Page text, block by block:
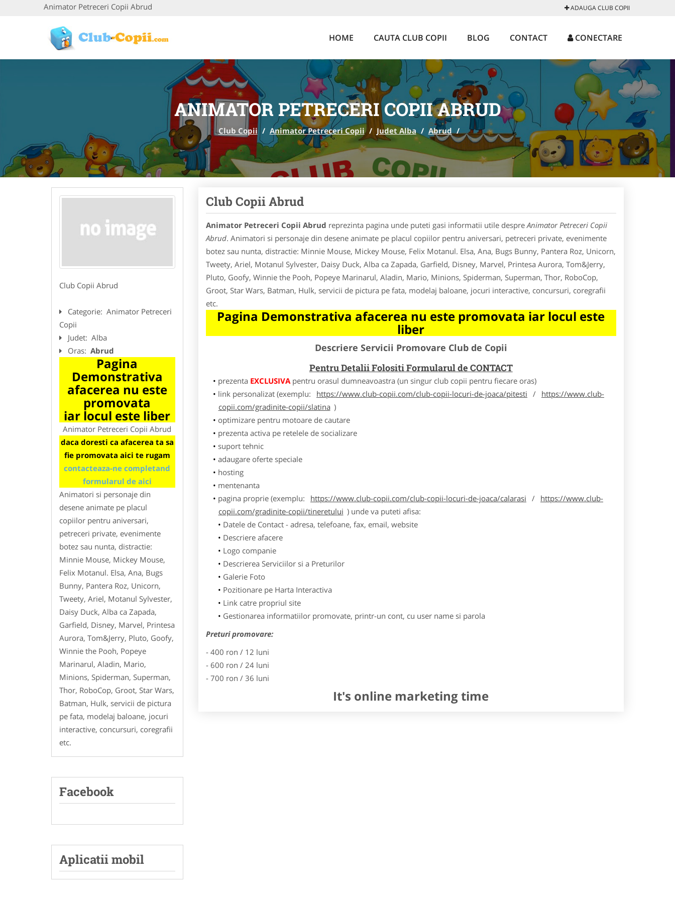
Animator Petreceri Copii Abrud ADAUGA CLUB COPII
HOME CAUTA CLUB COPII BLOG CONTACT CONECTARE
ANIMATOR PETRECERI COPII ABRUD
Club Copii / Animator Petreceri Copii / Judet Alba / Abrud /
Club Copii Abrud
Categorie: Animator Petreceri
Copii
Judet: Alba
Oras: Abrud
Pagina
Demonstrativa
afacerea nu este
promovata
iar locul este liber
Animator Petreceri Copii Abrud
daca doresti ca afacerea ta sa
fie promovata aici te rugam
contacteaza-ne completand
formularul de aici
Animatori si personaje din
desene animate pe placul
copiilor pentru aniversari,
petreceri private, evenimente
botez sau nunta, distractie:
Minnie Mouse, Mickey Mouse,
Felix Motanul. Elsa, Ana, Bugs
Bunny, Pantera Roz, Unicorn,
Tweety, Ariel, Motanul Sylvester,
Daisy Duck, Alba ca Zapada,
Garfield, Disney, Marvel, Printesa
Aurora, Tom&Jerry, Pluto, Goofy,
Winnie the Pooh, Popeye
Marinarul, Aladin, Mario,
Minions, Spiderman, Superman,
Thor, RoboCop, Groot, Star Wars,
Batman, Hulk, servicii de pictura
pe fata, modelaj baloane, jocuri
interactive, concursuri, coregrafii
etc.
Facebook
Aplicatii mobil
Club Copii Abrud
Animator Petreceri Copii Abrud reprezinta pagina unde puteti gasi informatii utile despreAnimator Petreceri Copii
Abrud. Animatori si personaje din desene animate pe placul copiilor pentru aniversari, petreceri private, evenimente
botez sau nunta, distractie: Minnie Mouse, Mickey Mouse, Felix Motanul. Elsa, Ana, Bugs Bunny, Pantera Roz, Unicorn,
Tweety, Ariel, Motanul Sylvester, Daisy Duck, Alba ca Zapada, Garfield, Disney, Marvel, Printesa Aurora, Tom&Jerry,
Pluto, Goofy, Winnie the Pooh, Popeye Marinarul, Aladin, Mario, Minions, Spiderman, Superman, Thor, RoboCop,
Groot, Star Wars, Batman, Hulk, servicii de pictura pe fata, modelaj baloane, jocuri interactive, concursuri, coregrafii
etc.
Pagina Demonstrativa afacerea nu este promovata iar locul este
liber
Descriere Servicii Promovare Club de Copii
Pentru Detalii Folositi Formularul de CONTACT
prezenta EXCLUSIVApentru orasul dumneavoastra (un singur club copii pentru fiecare oras)
link personalizat (exemplu:
https://www.club-copii.com/club-copii-locuri-de-joaca/pitesti / https://www.club-
copii.com/gradinite-copii/slatina )
optimizare pentru motoare de cautare
prezenta activa pe retelele de socializare
suport tehnic
adaugare oferte speciale
hosting
mentenanta
pagina proprie (exemplu:
https://www.club-copii.com/club-copii-locuri-de-joaca/calarasi / https://www.club-
copii.com/gradinite-copii/tineretului ) unde va puteti afisa:
Datele de Contact - adresa, telefoane, fax, email, website
Descriere afacere
Logo companie
Descrierea Serviciilor si a Preturilor
Galerie Foto
Pozitionare pe Harta Interactiva
Link catre propriul site
Gestionarea informatiilor promovate, printr-un cont, cu user name si parola
Preturi promovare:
- 400 ron / 12 luni
- 600 ron / 24 luni
- 700 ron / 36 luni
It's online marketing time